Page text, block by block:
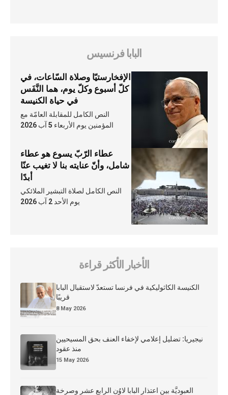
البابا فرنسيس
الإفخارستيّا وصلاة السّاعات، في
كلّ أسبوع وكلّ يوم، هما النَّفَس
في حياة الكنيسة
النص الكامل للمقابلة العامّة مع
المؤمنين يوم الأربعاء 5 آب 2026
عطاء الرّبّ يسوع هو عطاء
شامل، وأنّ عنايته بنا لا تغيب عنّا
أبدًا
النص الكامل لصلاة التبشير الملائكي
يوم الأحد 2 آب 2026
الأخبار الأكثر قراءة
الكنيسة الكاثوليكية في فرنسا تستعدّ لاستقبال البابا
قريبًا
8 May 2026
نيجيريا: تضليل إعلامي لإخفاء العنف بحق المسيحيين
منذ عقود
15 May 2026
العبوديَّة بين اعتذار البابا لاوُن الرابع عشر وصرخة